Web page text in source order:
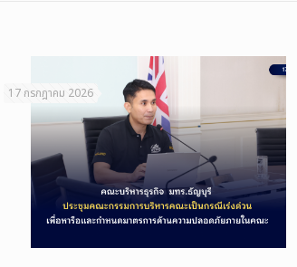
17 กรกฎาคม 2026